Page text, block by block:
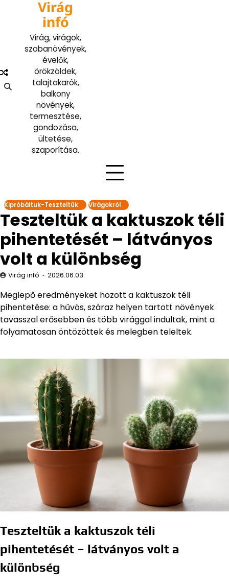
Virág
infó
Virág, virágok,
szobanövények,
évelők,
örökzöldek,
talajtakarók,
balkony
növények,
termesztése,
gondozása,
ültetése,
szaporítása.
Kipróbáltuk-Teszteltük Virágokról
Teszteltük a kaktuszok téli
pihentetését – látványos
volt a különbség
Virág infó 2026.06.03.
Meglepő eredményeket hozott a kaktuszok téli
pihentetése: a hűvös, száraz helyen tartott növények
tavasszal erősebben és több virággal indultak, mint a
folyamatosan öntözöttek és melegben teleltek.
Teszteltük a kaktuszok téli
pihentetését – látványos volt a
különbség